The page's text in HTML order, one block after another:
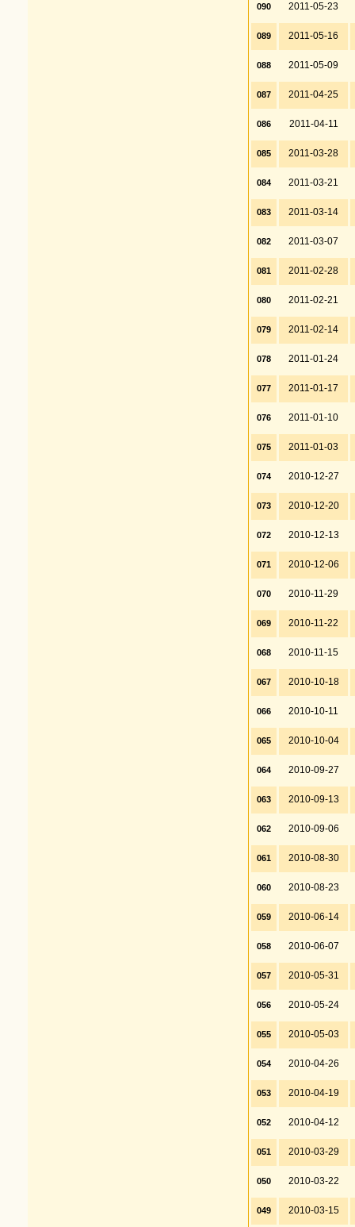
090 2011-05-23
089 2011-05-16
088 2011-05-09
087 2011-04-25
086 2011-04-11
085 2011-03-28
084 2011-03-21
083 2011-03-14
082 2011-03-07
081 2011-02-28
080 2011-02-21
079 2011-02-14
078 2011-01-24
077 2011-01-17
076 2011-01-10
075 2011-01-03
074 2010-12-27
073 2010-12-20
072 2010-12-13
071 2010-12-06
070 2010-11-29
069 2010-11-22
068 2010-11-15
067 2010-10-18
066 2010-10-11
065 2010-10-04
064 2010-09-27
063 2010-09-13
062 2010-09-06
061 2010-08-30
060 2010-08-23
059 2010-06-14
058 2010-06-07
057 2010-05-31
056 2010-05-24
055 2010-05-03
054 2010-04-26
053 2010-04-19
052 2010-04-12
051 2010-03-29
050 2010-03-22
049 2010-03-15